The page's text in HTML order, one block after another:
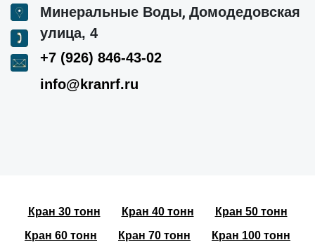
Минеральные Воды, Домодедовская
улица, 4
+7 (926) 846-43-02
info@kranrf.ru
Кран 30 тонн Кран 40 тонн
Кран 50 тонн
Кран 60 тонн
Кран 70 тонн
Кран 100 тонн